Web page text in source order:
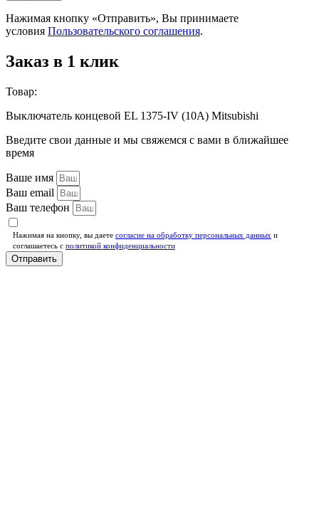
Нажимая кнопку «Отправить», Вы принимаете
условия Пользовательского соглашения.
Заказ в 1 клик
Товар:
Выключатель концевой EL 1375-IV (10A) Mitsubishi
Введите свои данные и мы свяжемся с вами в ближайшее
время
Ваше имя
Ваш email
Ваш телефон
Нажимая на кнопку, вы даете согласие на обработку персональных данных и
соглашаетесь c политикой конфиденциальности
Отправить